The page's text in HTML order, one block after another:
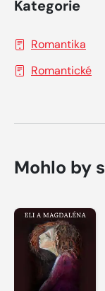
Kategorie
Romantika
Romantické
Mohlo by